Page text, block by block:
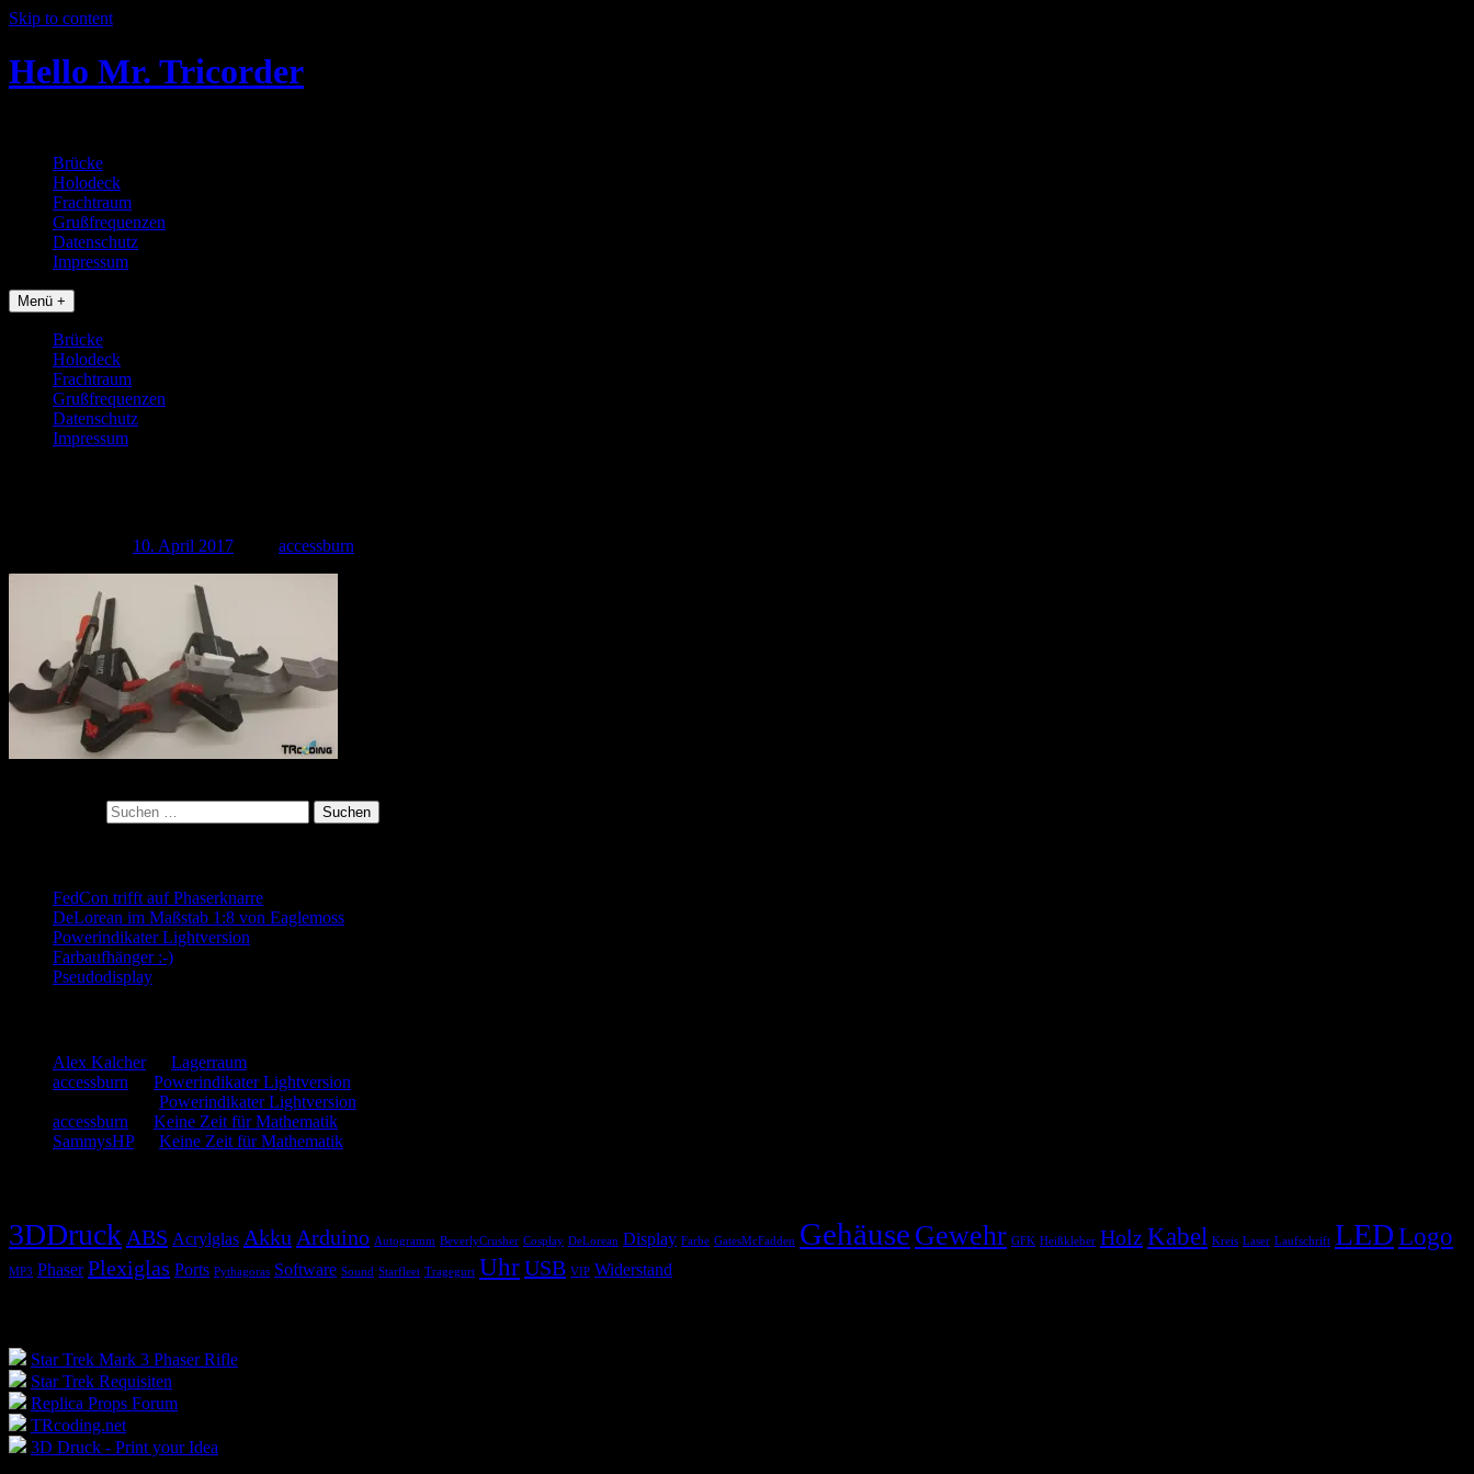
Skip to content
Hello Mr. Tricorder
Brücke
Holodeck
Frachtraum
Grußfrequenzen
Datenschutz
Impressum
Menü +
Brücke
Holodeck
Frachtraum
Grußfrequenzen
Datenschutz
Impressum
10. April 2017 accessburn
FedCon trifft auf Phaserknarre
DeLorean im Maßstab 1:8 von Eaglemoss
Powerindikater Lightversion
Farbaufhänger :-)
Pseudodisplay
Alex Kalcherzu Lagerraum
accessburn
Powerindikater Lightversion
Powerindikater Lightversion
accessburn
Keine Zeit für Mathematik
SammysHPzu Keine Zeit für Mathematik
3DDruck ABS Acrylglas Akku Arduino Autogramm BeverlyCrusher Cosplay DeLorean Display Farbe GatesMcFadden Gehäuse Gewehr GFK Heißkleber HolzKabel Kreis Laser Laufschrift LEDLogo
MP3 Phaser Plexiglas Ports Pythagoras Software Sound Starfleet Tragegurt UhrUSB VIP Widerstand
Star Trek Mark 3 Phaser Rifle
Star Trek Requisiten
Replica Props Forum
TRcoding.net
3D Druck - Print your Idea